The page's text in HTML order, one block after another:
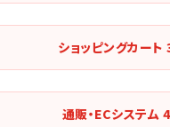
ショッピングカート
通販・ECシステム